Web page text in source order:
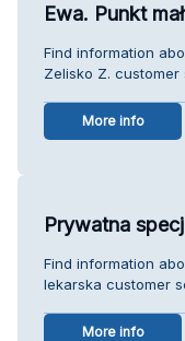
Ewa. Punkt
Find information
Zelisko Z. customer
More info
Prywatna
Find information
lekarska customer
More info